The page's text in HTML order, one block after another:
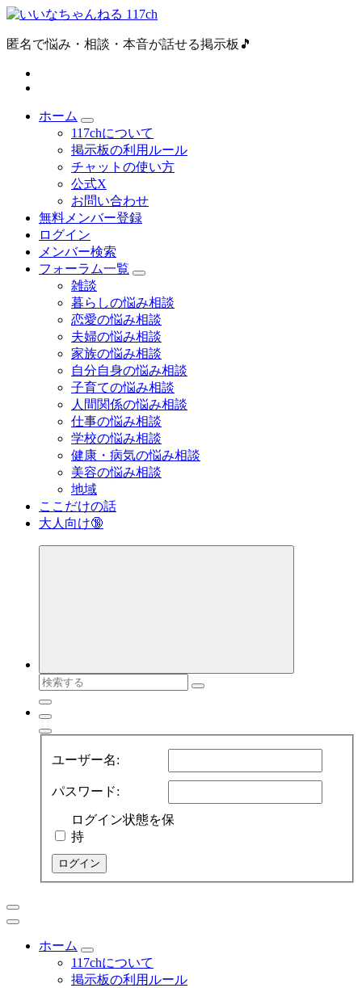
内
を
匿名で悩み・相談・本音が話せる掲示板🎵
ホーム
117chについて
掲示板の利用ルール
チャットの使い方
公式X
お問い合わせ
無料メンバー登録
ログイン
メンバー検索
フォーラム一覧
雑談
暮らしの悩み相談
恋愛の悩み相談
夫婦の悩み相談
家族の悩み相談
自分自身の悩み相談
子育ての悩み相談
人間関係の悩み相談
仕事の悩み相談
学校の悩み相談
健康・病気の悩み相談
美容の悩み相談
地域
ここだけの話
大人向け🔞
検
索
対
象:
ユーザー名:
パスワード:
ログイン状態を保
持
ログイン
ホーム
117chについて
掲示板の利用ルール